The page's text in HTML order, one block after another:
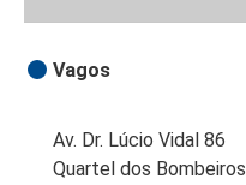
Vagos
Av. Dr. Lúcio Vidal 86
Quartel dos Bombeiros